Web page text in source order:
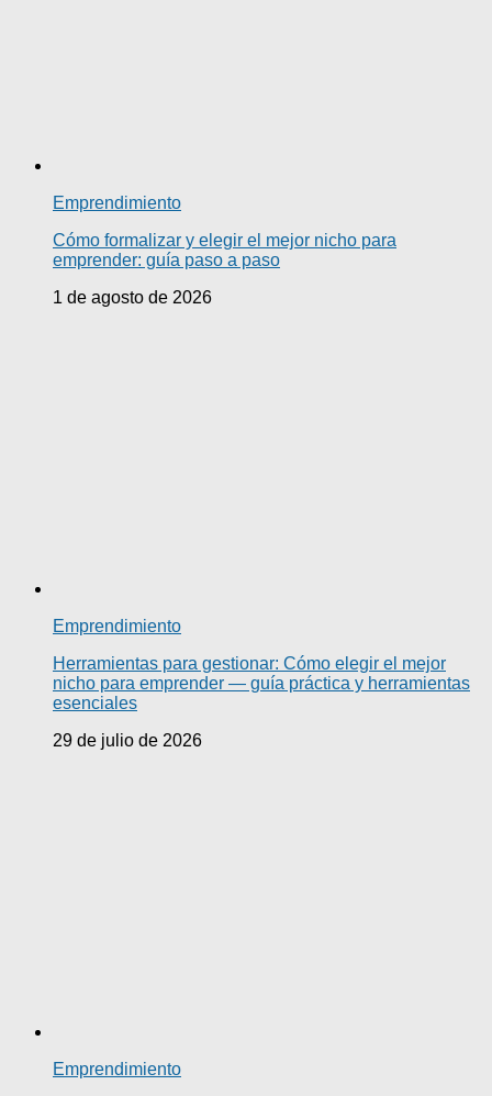
Emprendimiento
Cómo formalizar y elegir el mejor nicho para
emprender: guía paso a paso
1 de agosto de 2026
Emprendimiento
Herramientas para gestionar: Cómo elegir el mejor
nicho para emprender — guía práctica y herramientas
esenciales
29 de julio de 2026
Emprendimiento